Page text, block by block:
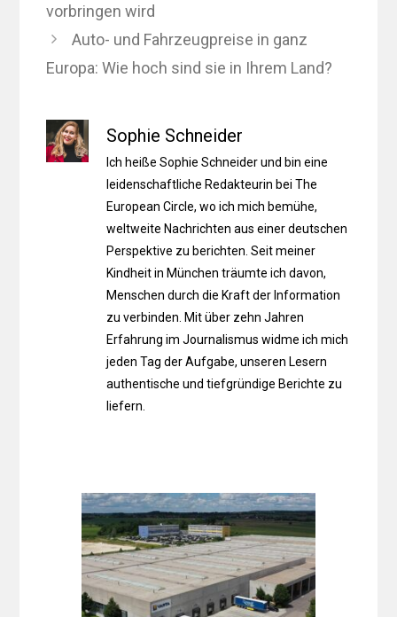
vorbringen wird
Auto- und Fahrzeugpreise in ganz
Europa: Wie hoch sind sie in Ihrem Land?
Sophie Schneider
Ich heiße Sophie Schneider und bin eine
leidenschaftliche Redakteurin bei The
European Circle, wo ich mich bemühe,
weltweite Nachrichten aus einer deutschen
Perspektive zu berichten. Seit meiner
Kindheit in München träumte ich davon,
Menschen durch die Kraft der Information
zu verbinden. Mit über zehn Jahren
Erfahrung im Journalismus widme ich mich
jeden Tag der Aufgabe, unseren Lesern
authentische und tiefgründige Berichte zu
liefern.